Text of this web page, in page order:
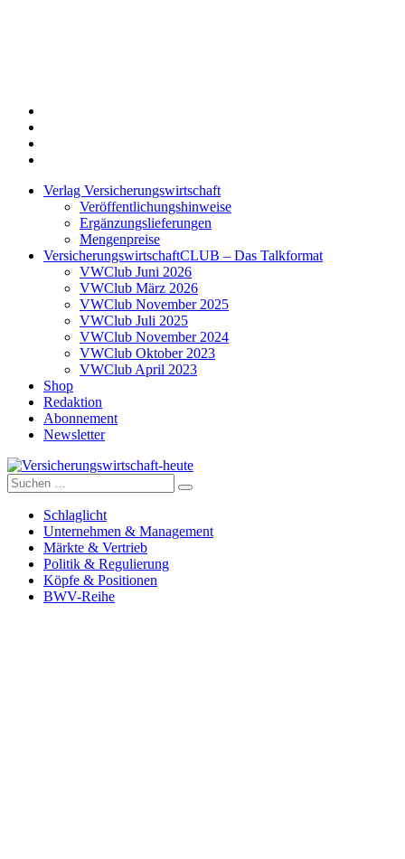
Verlag Versicherungswirtschaft
Veröffentlichungshinweise
Ergänzungslieferungen
Mengenpreise
VersicherungswirtschaftCLUB – Das Talkformat
VWClub Juni 2026
VWClub März 2026
VWClub November 2025
VWClub Juli 2025
VWClub November 2024
VWClub Oktober 2023
VWClub April 2023
Shop
Redaktion
Abonnement
Newsletter
Versicherungswirtschaft-heute
Suche
nach:
Schlaglicht
Unternehmen & Management
Märkte & Vertrieb
Politik & Regulierung
Köpfe & Positionen
BWV-Reihe